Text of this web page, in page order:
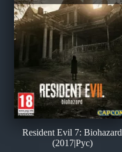
Resident Evil 7: Biohazard
(2017|Рус)